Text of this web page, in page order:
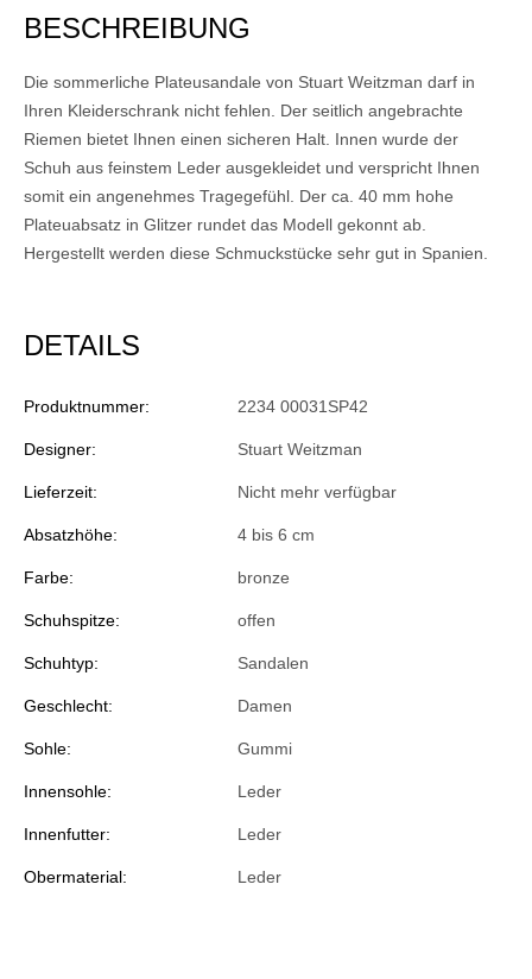
BESCHREIBUNG
Die sommerliche Plateusandale von Stuart Weitzman darf in
Ihren Kleiderschrank nicht fehlen. Der seitlich angebrachte
Riemen bietet Ihnen einen sicheren Halt. Innen wurde der
Schuh aus feinstem Leder ausgekleidet und verspricht Ihnen
somit ein angenehmes Tragegefühl. Der ca. 40 mm hohe
Plateuabsatz in Glitzer rundet das Modell gekonnt ab.
Hergestellt werden diese Schmuckstücke sehr gut in Spanien.
DETAILS
Produktnummer: 2234 00031SP42
Designer: Stuart Weitzman
Lieferzeit: Nicht mehr verfügbar
Absatzhöhe: 4 bis 6 cm
Farbe: bronze
Schuhspitze: offen
Schuhtyp: Sandalen
Geschlecht: Damen
Sohle: Gummi
Innensohle: Leder
Innenfutter: Leder
Obermaterial: Leder